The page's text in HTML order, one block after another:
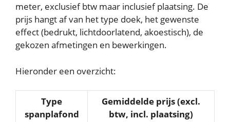
meter, exclusief btw maar inclusief plaatsing. De
prijs hangt af van het type doek, het gewenste
effect (bedrukt, lichtdoorlatend, akoestisch), de
gekozen afmetingen en bewerkingen.
Hieronder een overzicht:
Type
spanplafond
Gemiddelde prijs (excl.
btw, incl. plaatsing)